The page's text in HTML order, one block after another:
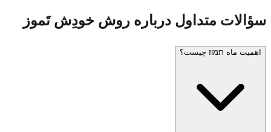
سؤالات متداول درباره روش خودِش تَموز
اهمیت ماه תמוז چیست؟